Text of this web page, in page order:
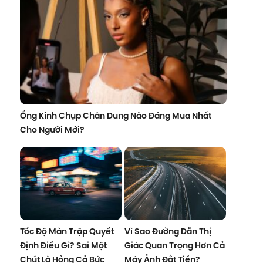
Ống Kính Chụp Chân Dung Nào Đáng Mua Nhất
Cho Người Mới?
Tốc Độ Màn Trập Quyết
Định Điều Gì? Sai Một
Chút Là Hỏng Cả Bức
Vì Sao Đường Dẫn Thị
Giác Quan Trọng Hơn Cả
Máy Ảnh Đắt Tiền?